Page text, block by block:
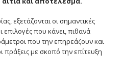
εξετάζονται οι σημαντικές
επιλογές που κάνει, πιθανά
που την επηρεάζουν και
πράξεις με σκοπό την επίτευξη